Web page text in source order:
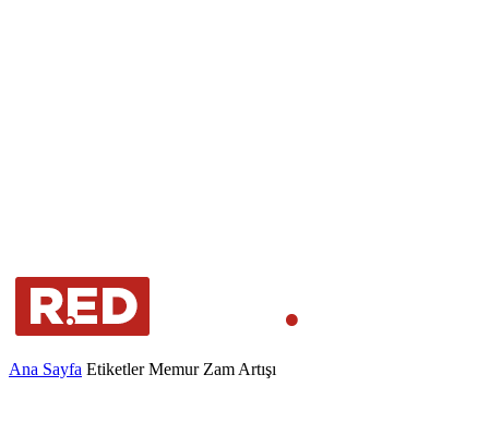
Ana Sayfa Etiketler Memur Zam Artışı